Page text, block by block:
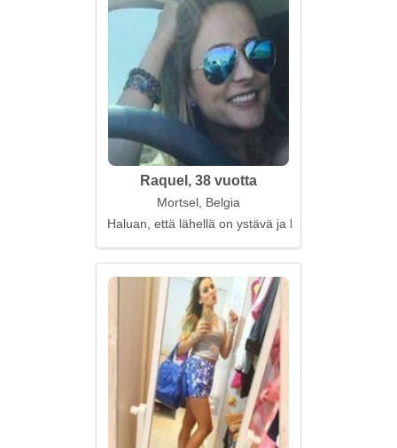
Raquel, 38 vuotta
Mortsel, Belgia
Haluan, että lähellä on ystävä ja kumppani